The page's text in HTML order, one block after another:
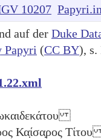
10207
auf der Duke
Papyri (CC BY), s.
Κα̣ίσα̣ρος